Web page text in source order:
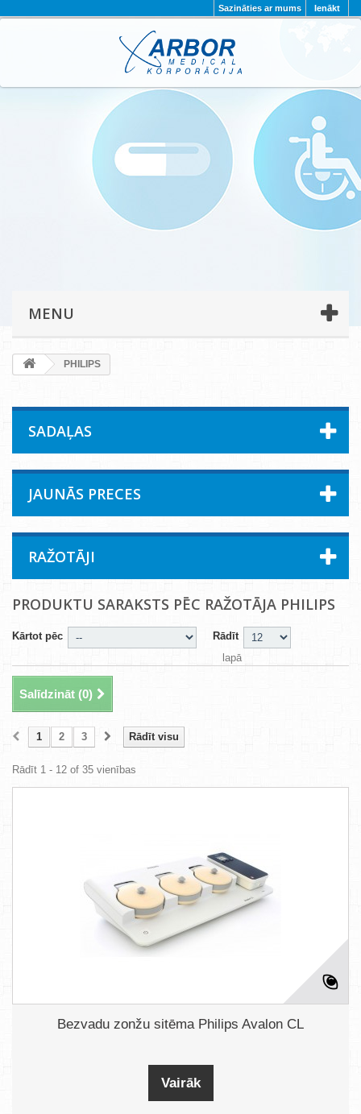
Ienākt
Sazināties ar mums
PAR MUMS PROJEKTI
KONTAKTI
PRIVĀTUMA POLITIKA
MENU
PHILIPS
SADAĻAS
JAUNĀS PRECES
RAŽOTĀJI
PRODUKTU SARAKSTS PĒC RAŽOTĀJA PHILIPS
Kārtot pēc
Rādīt
lapā
Salīdzināt (0)
Rādīt visu
1 2 3
Rādīt 1 - 12 of 35 vienības
Bezvadu zonžu sitēma Philips Avalon CL
Vairāk